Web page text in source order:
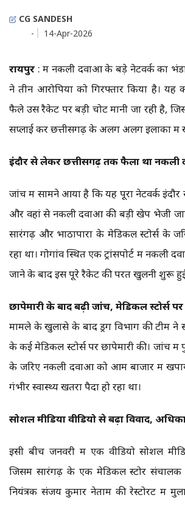
CG SANDESH
-
14-Apr-2026
रायपुर : में नकली दवाओं के बड़े नेटवर्क का
ने तीन आरोपियों को गिरफ्तार किया है। यह
फैले उस रैकेट पर बड़ी चोट मानी जा रही है,
सप्लाई कर छत्तीसगढ़ के अलग अलग इलाकों में
इंदौर से लेकर छत्तीसगढ़ तक फैला था
जांच में सामने आया है कि यह पूरा नेटवर्क इंदौर
और वहां से नकली दवाओं की बड़ी खेप भेजी
सारंगढ़ और भाठापारा के मेडिकल स्टोर्स के
रहा था। गोगांव स्थित एक ट्रांसपोर्ट में नकली
जाने के बाद इस पूरे रैकेट की परतें खुलनी शुरू
छापेमारी के बाद बढ़ी जांच, मेडिकल स्टोर्स
मामले के खुलासे के बाद ड्रग विभाग की टीम ने
के कई मेडिकल स्टोर्स पर छापेमारी की। जांच में
के जरिए नकली दवाओं को आम बाजार में
गंभीर स्वास्थ्य खतरा पैदा हो रहा था।
सोशल मीडिया वीडियो से बढ़ा विवाद,
इसी बीच जनवरी में एक वीडियो सोशल
जिसमें सारंगढ़ के एक मेडिकल स्टोर
नियंत्रक संजय कुमार नेताम की रेस्टोरेंट में